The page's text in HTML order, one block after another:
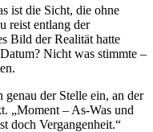
ist die Sicht, die ohne
reist entlang der
Bild der Realität hatte
Nicht was stimmte –
der Stelle ein, an der
„Moment – As-Was und
doch Vergangenheit.“